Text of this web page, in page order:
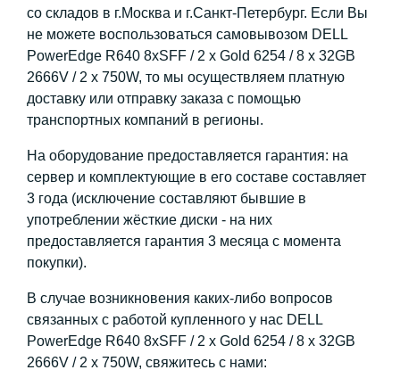
со складов в г.Москва и г.Санкт-Петербург. Если Вы
не можете воспользоваться самовывозом DELL
PowerEdge R640 8xSFF / 2 x Gold 6254 / 8 x 32GB
2666V / 2 x 750W, то мы осуществляем платную
доставку или отправку заказа с помощью
транспортных компаний в регионы.
На оборудование предоставляется гарантия: на
сервер и комплектующие в его составе составляет
3 года (исключение составляют бывшие в
употреблении жёсткие диски - на них
предоставляется гарантия 3 месяца с момента
покупки).
В случае возникновения каких-либо вопросов
связанных с работой купленного у нас DELL
PowerEdge R640 8xSFF / 2 x Gold 6254 / 8 x 32GB
2666V / 2 x 750W, свяжитесь с нами: